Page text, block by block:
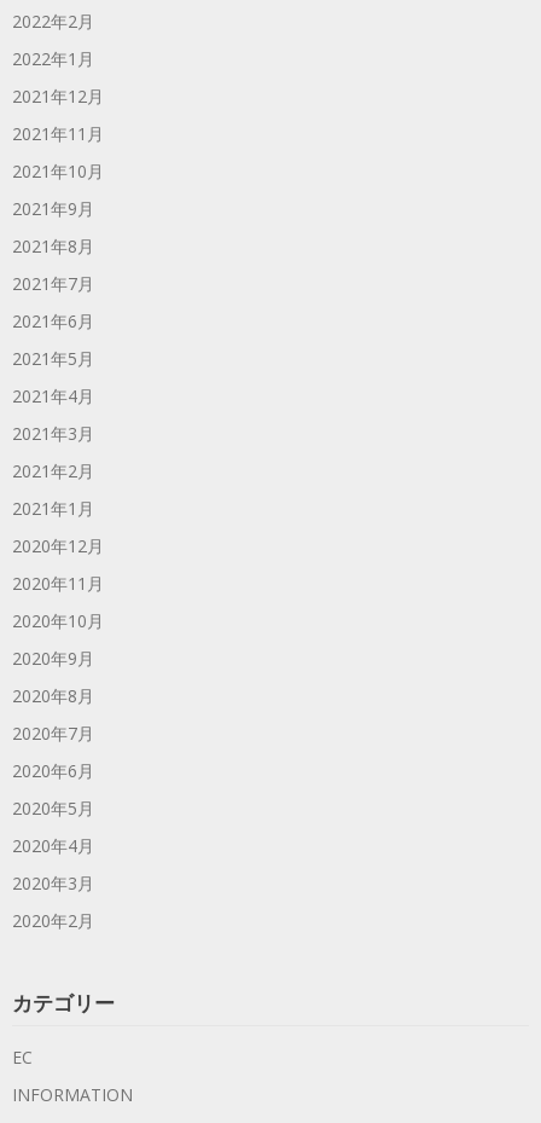
2022年2月
2022年1月
2021年12月
2021年11月
2021年10月
2021年9月
2021年8月
2021年7月
2021年6月
2021年5月
2021年4月
2021年3月
2021年2月
2021年1月
2020年12月
2020年11月
2020年10月
2020年9月
2020年8月
2020年7月
2020年6月
2020年5月
2020年4月
2020年3月
2020年2月
カテゴリー
EC
INFORMATION